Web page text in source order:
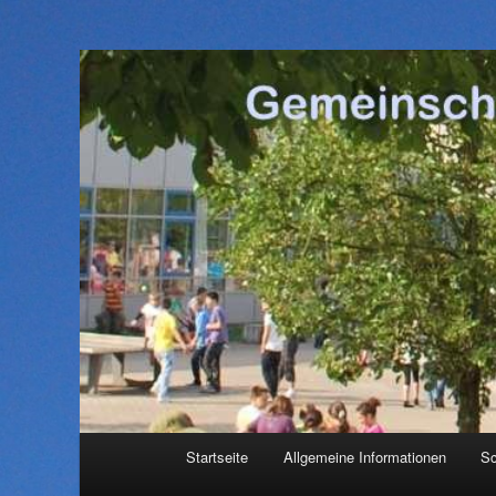
Zum
Startseite Allgemeine Informationen